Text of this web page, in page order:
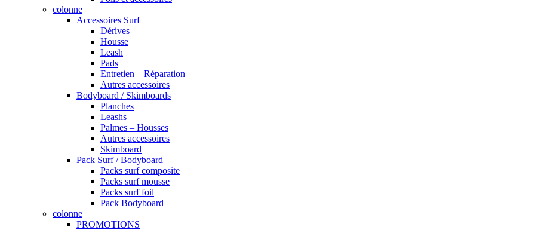
colonne
Accessoires Surf
Dérives
Housse
Leash
Pads
Entretien – Réparation
Autres accessoires
Bodyboard / Skimboards
Planches
Leashs
Palmes – Housses
Autres accessoires
Skimboard
Pack Surf / Bodyboard
Packs surf composite
Packs surf mousse
Packs surf foil
Pack Bodyboard
colonne
PROMOTIONS